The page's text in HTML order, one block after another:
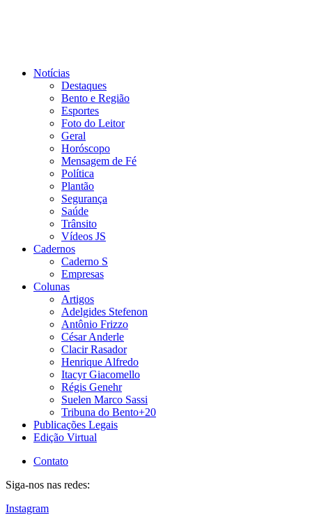
Notícias
Destaques
Bento e Região
Esportes
Foto do Leitor
Geral
Horóscopo
Mensagem de Fé
Política
Plantão
Segurança
Saúde
Trânsito
Vídeos JS
Cadernos
Caderno S
Empresas
Colunas
Artigos
Adelgides Stefenon
Antônio Frizzo
César Anderle
Clacir Rasador
Henrique Alfredo
Itacyr Giacomello
Régis Genehr
Suelen Marco Sassi
Tribuna do Bento+20
Publicações Legais
Edição Virtual
Contato
Siga-nos nas redes:
Instagram